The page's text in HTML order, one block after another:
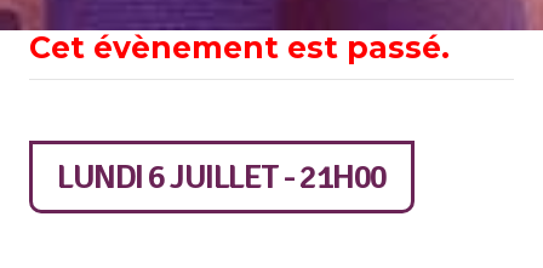
Cet évènement est passé.
LUNDI 6 JUILLET - 21H00